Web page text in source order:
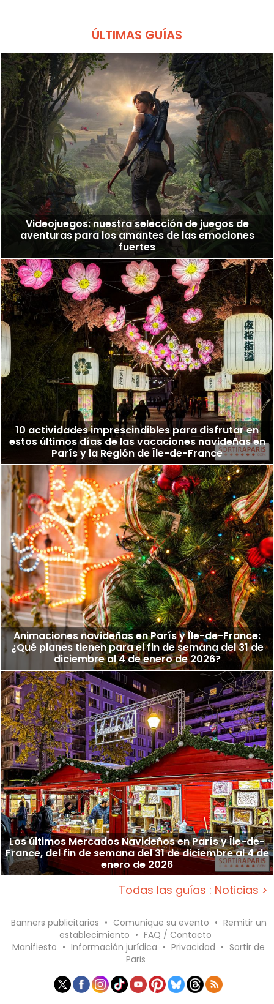
ÚLTIMAS GUÍAS
Videojuegos: nuestra selección de juegos de
aventuras para los amantes de las emociones
fuertes
10 actividades imprescindibles para disfrutar en
estos últimos días de las vacaciones navideñas en
París y la Región de Île-de-France
Animaciones navideñas en París y Île-de-France:
¿Qué planes tienen para el fin de semana del 31 de
diciembre al 4 de enero de 2026?
Los últimos Mercados Navideños en París y Île-de-
France, del fin de semana del 31 de diciembre al 4 de
enero de 2026
Todas las guías : Noticias >
Banners publicitarios • Comunique su evento • Remitir un
establecimiento • FAQ / Contacto
Manifiesto • Información jurídica • Privacidad • Sortir de
Paris